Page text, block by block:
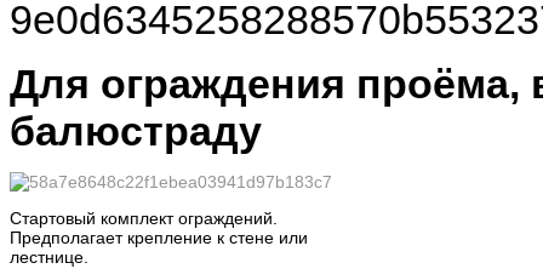
Для ограждения проёма,
балюстраду
Стартовый комплект ограждений.
Предполагает крепление к стене или
лестнице.